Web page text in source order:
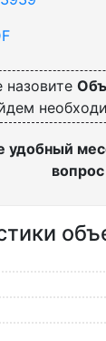
назовите
удобный
вопрос